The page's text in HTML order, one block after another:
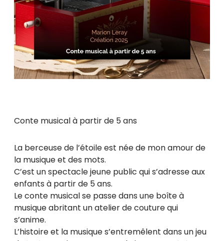
Conte musical à partir de 5 ans
La berceuse de l’étoile est née de mon amour de
la musique et des mots.
C’est un spectacle jeune public qui s’adresse aux
enfants à partir de 5 ans.
Le conte musical se passe dans une boîte à
musique abritant un atelier de couture qui
s’anime.
L’histoire et la musique s’entremêlent dans un jeu